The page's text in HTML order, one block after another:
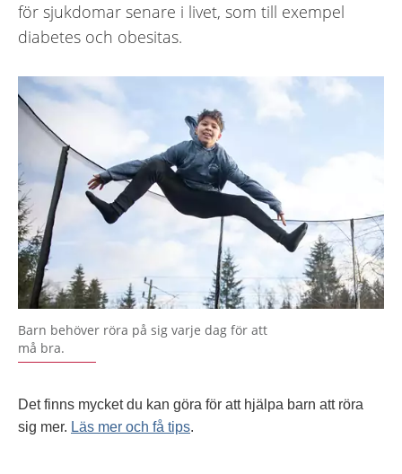
för sjukdomar senare i livet, som till exempel
diabetes och obesitas.
Barn behöver röra på sig varje dag för att
må bra.
Det finns mycket du kan göra för att hjälpa barn att röra
sig mer. Läs mer och få tips.